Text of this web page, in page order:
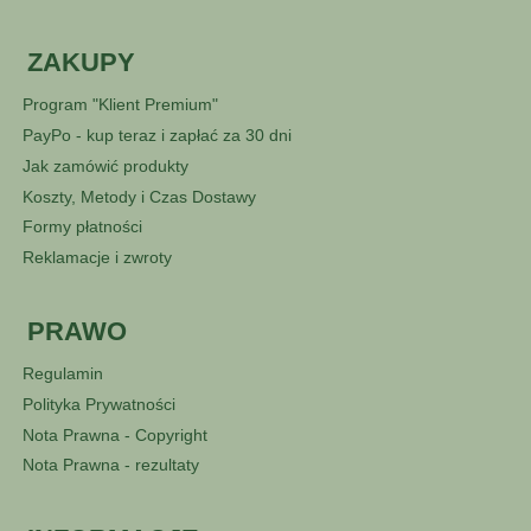
ZAKUPY
Program "Klient Premium"
PayPo - kup teraz i zapłać za 30 dni
Jak zamówić produkty
Koszty, Metody i Czas Dostawy
Formy płatności
Reklamacje i zwroty
PRAWO
Regulamin
Polityka Prywatności
Nota Prawna - Copyright
Nota Prawna - rezultaty